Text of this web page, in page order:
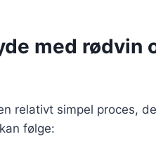
med rødvin
relativt simpel proces,
følge: